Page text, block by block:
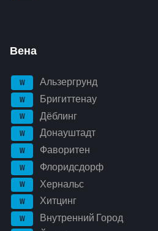
Вена
W Альзергрунд
W Бригиттенау
W Дёблинг
W Донауштадт
W Фаворитен
W Флоридсдорф
W Хернальс
W Хитцинг
W Внутренний Город